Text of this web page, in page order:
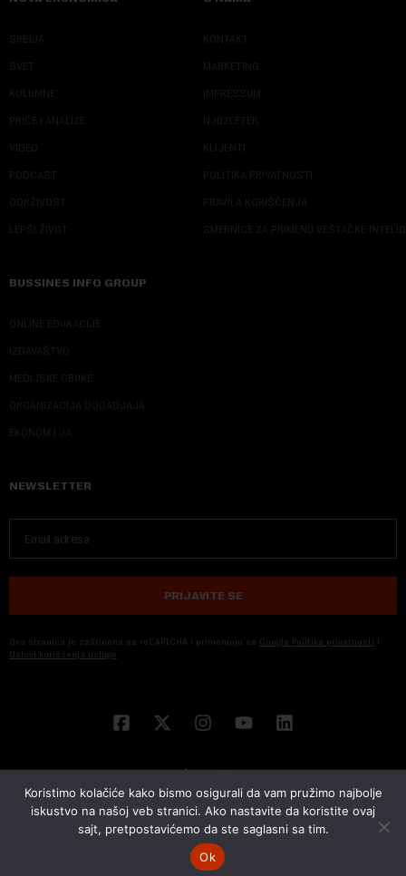
SRBIJA
SVET
KOLUMNE
PRIČE I ANALIZE
VIDEO
PODCAST
ODRŽIVOST
LEPŠI ŽIVOT
KONTAKT
MARKETING
IMPRESSUM
NJUZLETER
KLIJENTI
POLITIKA PRIVATNOSTI
PRAVILA KORIŠĆENJA
SMERNICE ZA PRIMENU VEŠTAČKE
BUSSINES INFO GROUP
ONLINE EDUKACIJE
IZDAVAŠTVO
MEDIJSKE OBUKE
ORGANIZACIJA DOGADJAJA
EKONOM I JA
NEWSLETTER
PRIJAVITE SE
Ova stranica je zaštićena sa reCAPTCHA i primenjuju se Google Politika privatnosti i
Uslovi korišćenja usluge
© 2026 NOVA EKONOMIJA | SVA PRAVA ZADŽANA | DEVELOPED BY
Koristimo kolačiće kako bismo osigurali da vam pružimo najbolje
iskustvo na našoj veb stranici. Ako nastavite da koristite ovaj
sajt, pretpostavićemo da ste saglasni sa tim.
Ok